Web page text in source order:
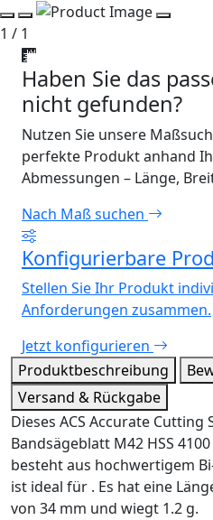
1 / 1
Haben Sie das
nicht gefunden?
Nutzen Sie unsere
perfekte Produkt anhand
Abmessungen – Länge,
Nach Maß suchen
Konfigurierbare
Stellen Sie Ihr Produkt
Anforderungen zusammen.
Jetzt konfigurieren
Produktbeschreibung
Versand & Rückgabe
Dieses ACS Accurate Cutting
Bandsägeblatt M42 HSS
besteht aus hochwertigem
ist ideal für . Es hat eine
von 34 mm und wiegt 1.2 g.